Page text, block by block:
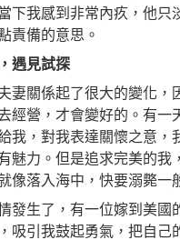
下我感到非常內疚，他
責備的意思。
遇見試探
妻關係起了很大的變化
經營，才會變好的。有
我，對我表達關懷之意
魅力。但是追求完美的
像落入海中，快要溺斃一
發生了，有一位嫁到美
吸引我鼓起勇氣，把自己